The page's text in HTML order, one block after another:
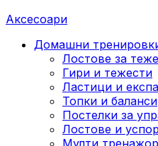
Аксесоари
Домашни
Лостове за
Гири и тежести
Ластици и
Топки и
Постелки за
Лостове и
Мулти